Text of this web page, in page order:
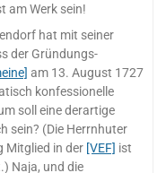
am Werk sein!
hat mit seiner
der Gründungs-
am 13. August 1727
konfessionelle
soll eine derartige
sein? (Die Herrnhuter
Mitglied in der [VEF] ist
Naja, und die